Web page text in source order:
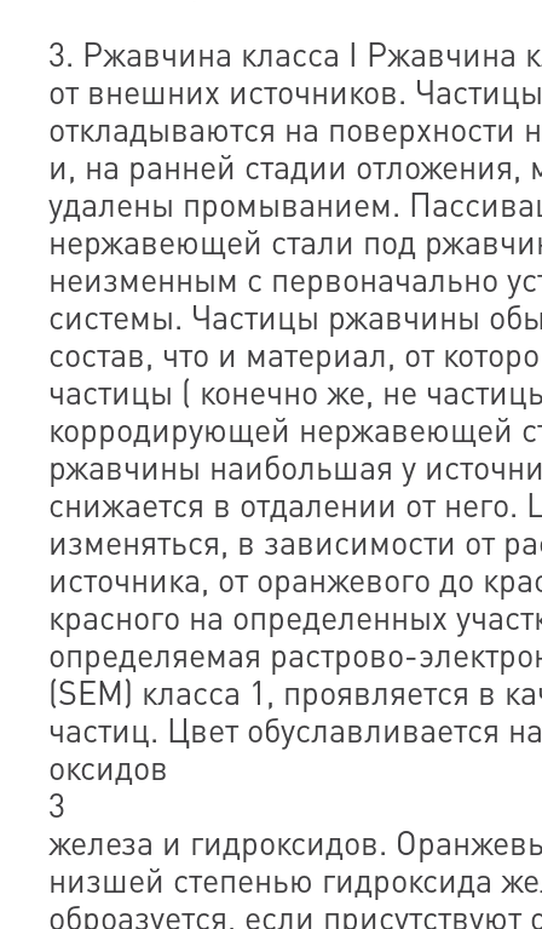
3. Ржавчина класса I Ржавчина
от внешних источников.
откладываются на
и, на ранней стадии отложения,
удалены промыванием.
нержавеющей стали под
неизменным с первоначально
системы. Частицы ржавчины
состав, что и материал, от
частицы ( конечно же, не
корродирующей нержавеющей
ржавчины наибольшая у
снижается в отдалении от
изменяться, в зависимости от
источника, от оранжевого до
красного на определенных
определяемая растрово-
(SEM) класса 1, проявляется в
частиц. Цвет обуславливается
оксидов
3
железа и гидроксидов.
низшей степенью гидроксида
оброазуется, если